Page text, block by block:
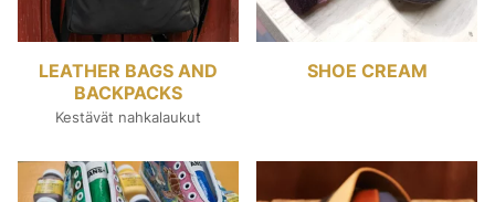
LEATHER BAGS AND
BACKPACKS
Kestävät nahkalaukut
SHOE CREAM